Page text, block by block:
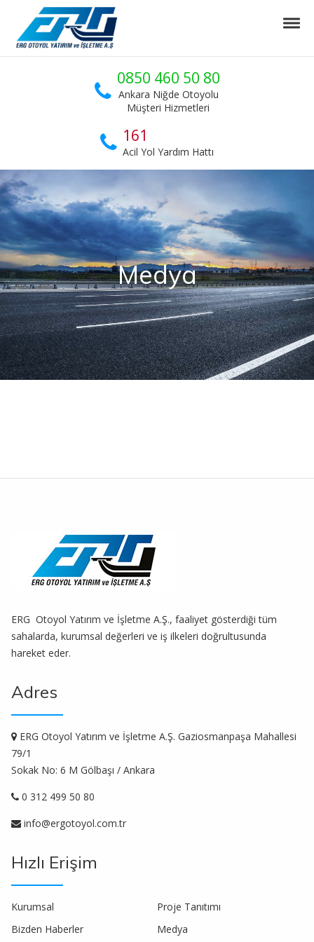
Skip to navigation
Skip to content
ERG Otoyol
Ankara Niğde Otoyol Projesi
0850 460 50 80
Ankara Niğde Otoyolu
Müşteri Hizmetleri
161
Acil Yol Yardım Hattı
Medya
ERG Otoyol Yatırım ve İşletme A.Ş., faaliyet gösterdiği tüm
sahalarda, kurumsal değerleri ve iş ilkeleri doğrultusunda
hareket eder.
Adres
ERG Otoyol Yatırım ve İşletme A.Ş. Gaziosmanpaşa Mahallesi
79/1
Sokak No: 6 M Gölbaşı / Ankara
0 312 499 50 80
info@ergotoyol.com.tr
Hızlı Erişim
Kurumsal
Proje Tanıtımı
Bizden Haberler
Medya